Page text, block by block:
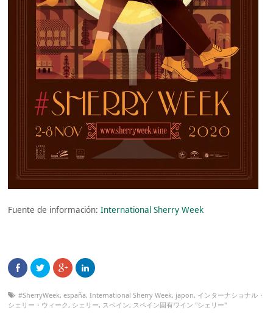
Fuente de información:International Sherry Week
#SherryWeek,españa,International Sherry Week, japon, インターナショナル・
シェリー・ウィーク, シェリー, スペイン, スペイン固有ワイン "シェリー"